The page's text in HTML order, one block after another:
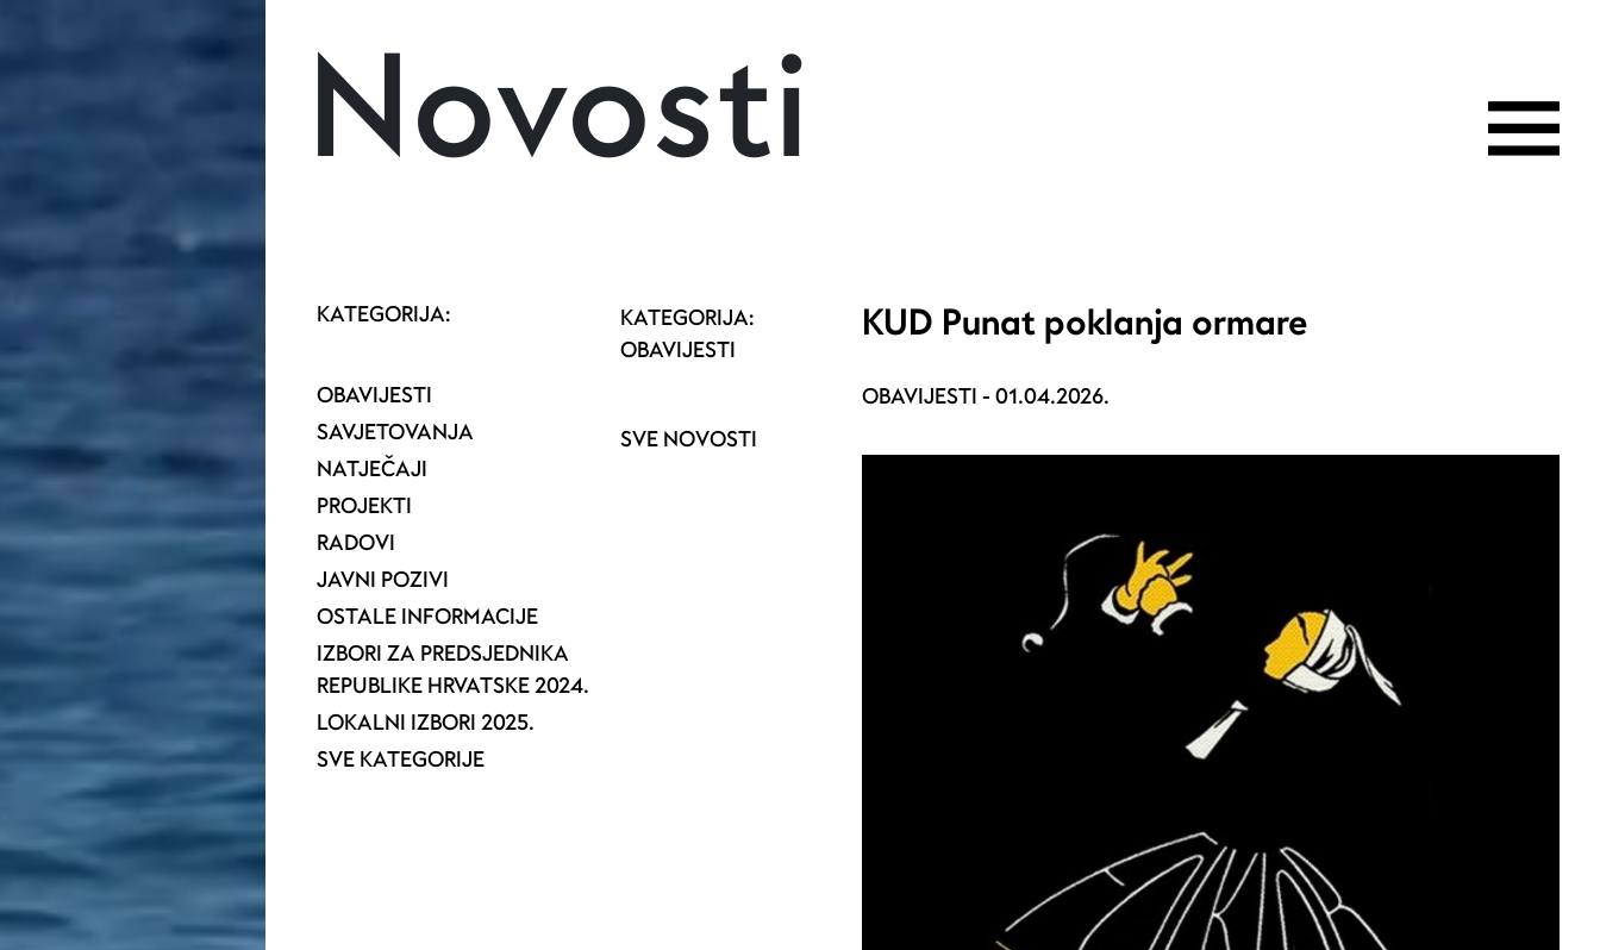
Novosti
KATEGORIJA:
OBAVIJESTI
SAVJETOVANJA
NATJEČAJI
PROJEKTI
RADOVI
JAVNI POZIVI
OSTALE INFORMACIJE
IZBORI ZA PREDSJEDNIKA
REPUBLIKE HRVATSKE 2024.
LOKALNI IZBORI 2025.
SVE KATEGORIJE
KATEGORIJA:
OBAVIJESTI
SVE NOVOSTI
KUD Punat poklanja ormare
OBAVIJESTI -01.04.2026.